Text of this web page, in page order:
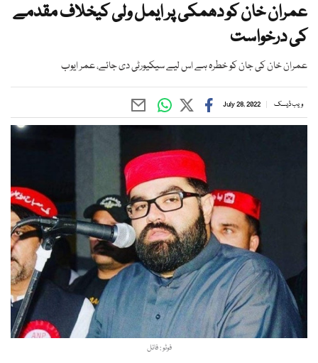
عمران خان کو دھمکی پر ایمل ولی کیخلاف مقدمے
کی درخواست
عمران خان کی جان کو خطرہ ہے اس لیے سیکیورٹی دی جائے، عمر ایوب
ویب ڈیسک July 28, 2022
فوٹو : فائل